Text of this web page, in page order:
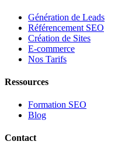
Génération de Leads
Référencement SEO
Création de Sites
E-commerce
Nos Tarifs
Ressources
Formation SEO
Blog
Contact